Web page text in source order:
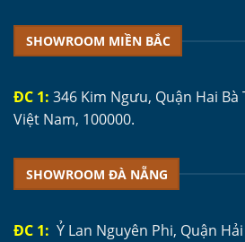
SHOWROOM MIỀN BẮC
ĐC 1: 346 Kim Ngưu, Quận Hai Bà
Việt Nam, 100000.
SHOWROOM ĐÀ NẴNG
ĐC 1: Ỷ Lan Nguyên Phi, Quận